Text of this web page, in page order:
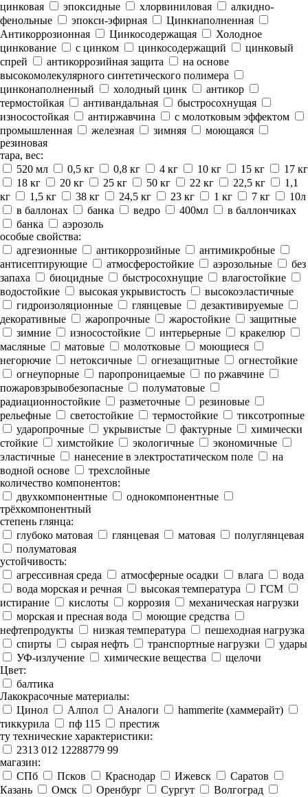
цинковая
эпоксидные хлорвиниловая
алкидно-
фенольные
эпокси-эфирная
Цинкнаполненная
Антикоррозионная
Цинкосодержащая
Холодное
цинкование
с цинком цинкосодержащий
цинковый
спрей
антикоррозийная защита
на основе
высокомолекулярного синтетического полимера
цинконаполненный
холодный цинк
антикор
термостойкая
антивандальная
быстросохнущая
износостойкая
антиржавчина
с молотковым эффектом
промышленная
железная зимняя
моющаяся
резиновая
тара, вес:
520 мл
0,5 кг 0,8 кг 4 кг 10 кг 15 кг
17 кг
18 кг
20 кг 25 кг 50 кг 22 кг 22,5 кг
1,1
кг
1,5 кг 38 кг 24,5 кг 23 кг 1 кг 7 кг
10л
в баллонах
банка ведро 400мл
в баллончиках
банка
аэрозоль
особые свойства:
адгезионные
антикоррозийные
антимикробные
антисептирующие
атмосферостойкие аэрозольные
без
запаха
биоцидные быстросохнущие
влагостойкие
водостойкие
высокая укрывистость
высокоэластичные
гидроизоляционные
глянцевые
дезактивируемые
декоративные
жаропрочные жаростойкие
защитные
зимние
износостойкие интерьерные
кракелюр
масляные
матовые молотковые
моющиеся
негорючие
нетоксичные огнезащитные
огнестойкие
огнеупорные
паропроницаемые
по ржавчине
пожаровзрывобезопасные
полуматовые
радиационностойкие
разметочные
резиновые
рельефные
светостойкие термостойкие
тиксотропные
ударопрочные
укрывистые фактурные
химически
стойкие
химстойкие экологичные
экономичные
эластичные
нанесение в электростатическом поле
на
водной основе
трехслойные
количество компонентов:
двухкомпонентные
однокомпонентные
трёхкомпонентный
степень глянца:
глубоко матовая
глянцевая матовая
полуглянцевая
полуматовая
устойчивость:
агрессивная среда
атмосферные осадки влага
вода
вода морская и речная
высокая температура
ГСМ
истирание
кислоты коррозия
механическая нагрузки
морская и пресная вода
моющие средства
нефтепродукты
низкая температура
пешеходная нагрузка
спирты
сырая нефть транспортные нагрузки
удары
УФ-излучение
химические вещества
щелочи
Цвет:
балтика
Лакокрасочные материалы:
Цинол
Алпол Аналоги
hammerite (хаммерайт)
тиккурила
пф 115
престиж
ту технические характеристики:
2313 012 12288779 99
магазин:
СПб
Псков Краснодар Ижевск
Саратов
Казань
Омск Оренбург Сургут
Волгоград